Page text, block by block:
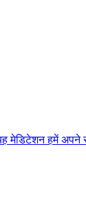
यह मेडिटेशन हमें